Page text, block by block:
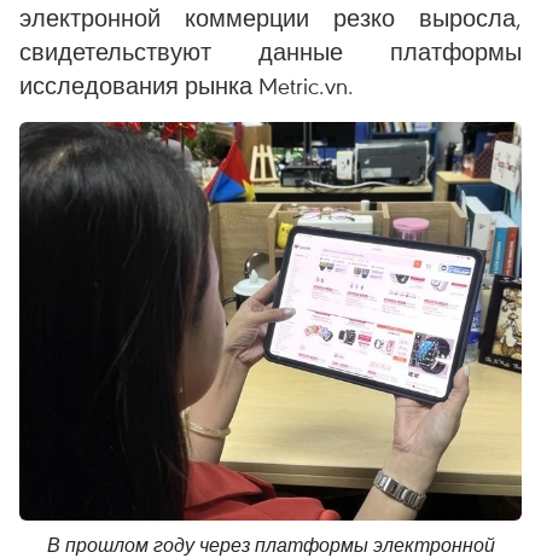
электронной коммерции резко выросла,
свидетельствуют данные платформы
исследования рынка Metric.vn.
В прошлом году через платформы электронной